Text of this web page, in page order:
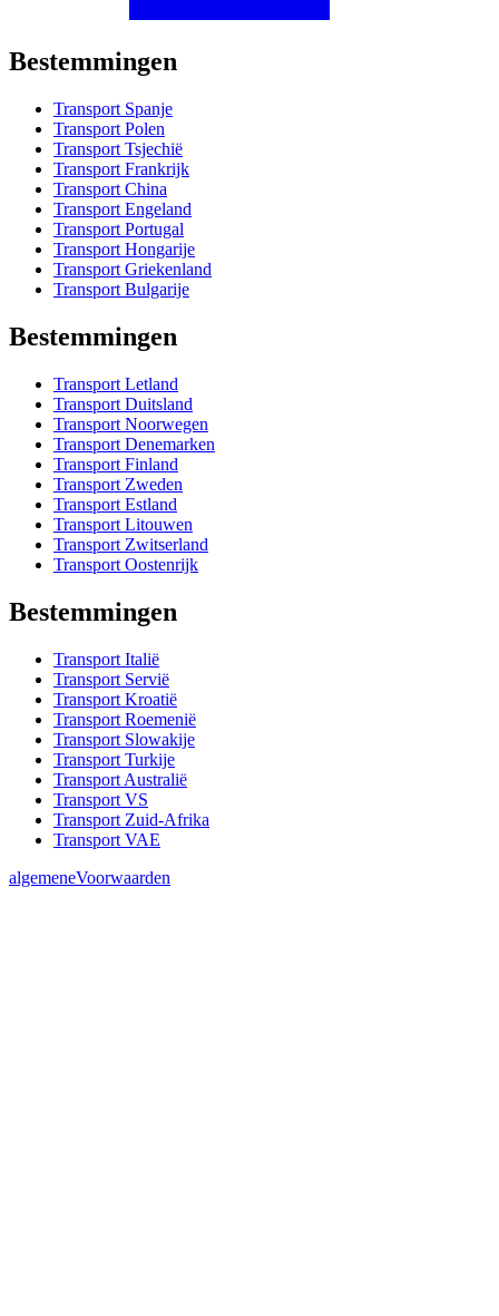
Bestemmingen
Transport Spanje
Transport Polen
Transport Tsjechië
Transport Frankrijk
Transport China
Transport Engeland
Transport Portugal
Transport Hongarije
Transport Griekenland
Transport Bulgarije
Bestemmingen
Transport Letland
Transport Duitsland
Transport Noorwegen
Transport Denemarken
Transport Finland
Transport Zweden
Transport Estland
Transport Litouwen
Transport Zwitserland
Transport Oostenrijk
Bestemmingen
Transport Italië
Transport Servië
Transport Kroatië
Transport Roemenië
Transport Slowakije
Transport Turkije
Transport Australië
Transport VS
Transport Zuid-Afrika
Transport VAE
algemeneVoorwaarden